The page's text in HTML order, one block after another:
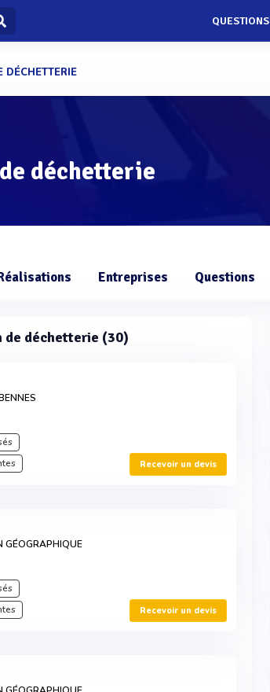
QUESTIONS
DÉCHETTERIE
déchetterie
Entreprises Questions
de déchetterie (30)
Recevoir un devis
GÉOGRAPHIQUE
Recevoir un devis